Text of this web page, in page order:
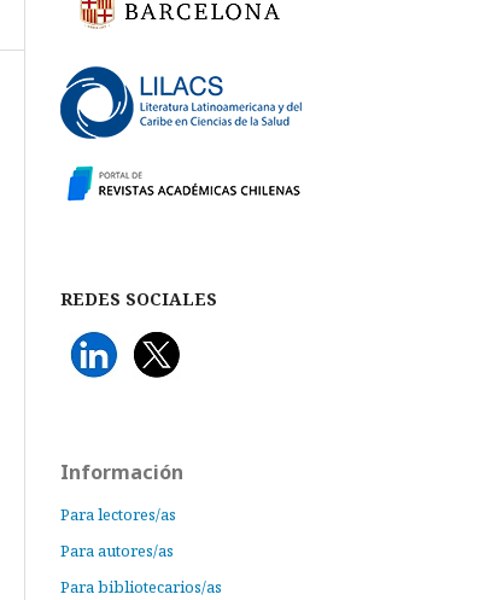
REDES SOCIALES
Información
Para lectores/as
Para autores/as
Para bibliotecarios/as